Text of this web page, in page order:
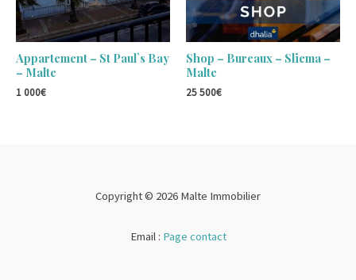
Appartement – St Paul`s Bay
– Malte
1 000€
Shop – Bureaux – Sliema –
Malte
25 500€
Copyright © 2026 Malte Immobilier
Email : Page contact